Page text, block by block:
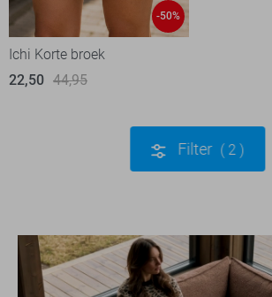
-50%
Ichi Korte broek
22,50 44,95
Filter 2